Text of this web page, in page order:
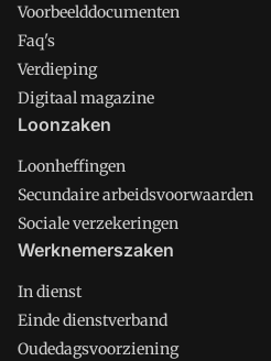
Voorbeelddocumenten
Faq's
Verdieping
Digitaal magazine
Loonzaken
Loonheffingen
Secundaire arbeidsvoorwaarden
Sociale verzekeringen
Werknemerszaken
In dienst
Einde dienstverband
Oudedagsvoorziening